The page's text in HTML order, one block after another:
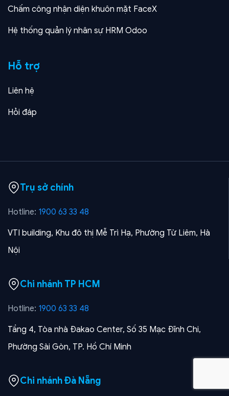
Chấm công nhận diện khuôn mặt FaceX
Hệ thống quản lý nhân sự HRM Odoo
Hỗ trợ
Liên hệ
Hỏi đáp
Trụ sở chính
Hotline: 1900 63 33 48
VTI building, Khu đô thị Mễ Trì Hạ, Phường Từ Liêm, Hà
Nội
Chi nhánh TP HCM
Hotline: 1900 63 33 48
Tầng 4, Tòa nhà Đakao Center, Số 35 Mạc Đĩnh Chi,
Phường Sài Gòn, TP. Hồ Chí Minh
Chi nhánh Đà Nẵng